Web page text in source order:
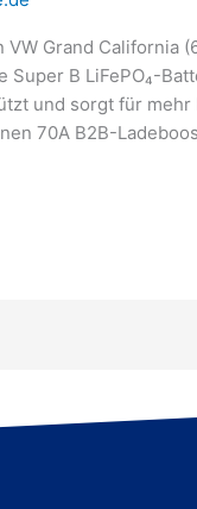
Grand California
B LiFePO₄-
und sorgt für
70A B2B-